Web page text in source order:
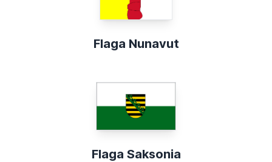
Flaga Nunavut
Flaga Saksonia